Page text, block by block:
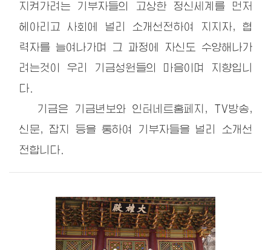
지켜가려는 기부자들의 고상한 정신세계를 먼저
헤아리고 사회에 널리 소개선전하여 지지자, 협
력자를 늘여나가며 그 과정에 자신도 수양해나가
려는것이 우리 기금성원들의 마음이며 지향입니
다.
기금은 기금년보와 인터네트홈페지, TV방송,
신문, 잡지 등을 통하여 기부자들을 널리 소개선
전합니다.